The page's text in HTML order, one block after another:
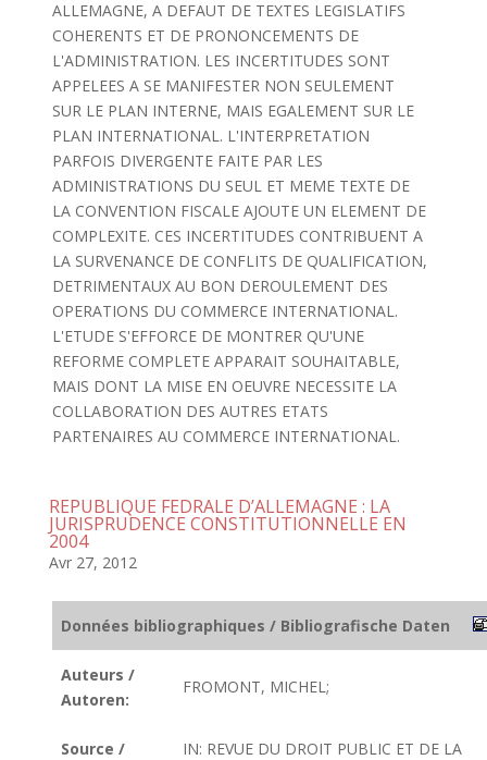
ALLEMAGNE, A DEFAUT DE TEXTES LEGISLATIFS
COHERENTS ET DE PRONONCEMENTS DE
L'ADMINISTRATION. LES INCERTITUDES SONT
APPELEES A SE MANIFESTER NON SEULEMENT
SUR LE PLAN INTERNE, MAIS EGALEMENT SUR LE
PLAN INTERNATIONAL. L'INTERPRETATION
PARFOIS DIVERGENTE FAITE PAR LES
ADMINISTRATIONS DU SEUL ET MEME TEXTE DE
LA CONVENTION FISCALE AJOUTE UN ELEMENT DE
COMPLEXITE. CES INCERTITUDES CONTRIBUENT A
LA SURVENANCE DE CONFLITS DE QUALIFICATION,
DETRIMENTAUX AU BON DEROULEMENT DES
OPERATIONS DU COMMERCE INTERNATIONAL.
L'ETUDE S'EFFORCE DE MONTRER QU'UNE
REFORME COMPLETE APPARAIT SOUHAITABLE,
MAIS DONT LA MISE EN OEUVRE NECESSITE LA
COLLABORATION DES AUTRES ETATS
PARTENAIRES AU COMMERCE INTERNATIONAL.
REPUBLIQUE FEDRALE D’ALLEMAGNE : LA
JURISPRUDENCE CONSTITUTIONNELLE EN
2004
Avr 27, 2012
Données bibliographiques / Bibliografische Daten
Auteurs /
Autoren:
FROMONT, MICHEL;
Source /
IN: REVUE DU DROIT PUBLIC ET DE LA